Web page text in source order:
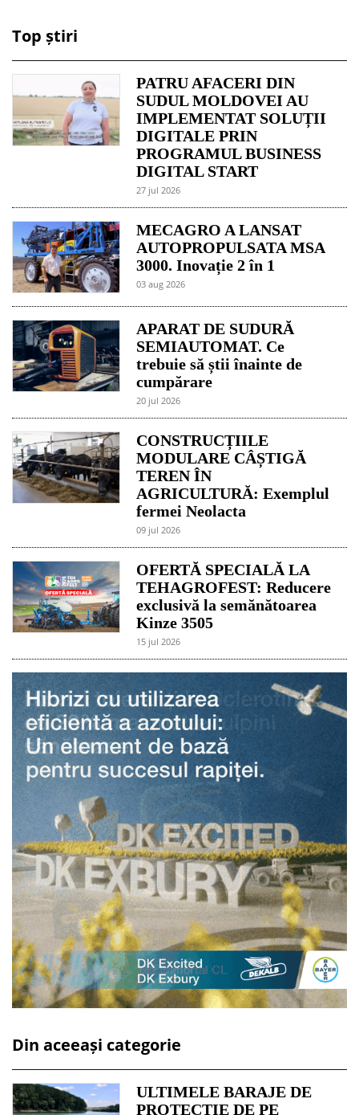
Top știri
PATRU AFACERI DIN
SUDUL MOLDOVEI AU
IMPLEMENTAT SOLUȚII
DIGITALE PRIN
PROGRAMUL BUSINESS
DIGITAL START
27 jul 2026
MECAGRO A LANSAT
AUTOPROPULSATA MSA
3000. Inovație 2 în 1
03 aug 2026
APARAT DE SUDURĂ
SEMIAUTOMAT. Ce
trebuie să știi înainte de
cumpărare
20 jul 2026
CONSTRUCȚIILE
MODULARE CÂȘTIGĂ
TEREN ÎN
AGRICULTURĂ: Exemplul
fermei Neolacta
09 jul 2026
OFERTĂ SPECIALĂ LA
TEHAGROFEST: Reducere
exclusivă la semănătoarea
Kinze 3505
15 jul 2026
Din aceeași categorie
ULTIMELE BARAJE DE
PROTECȚIE DE PE